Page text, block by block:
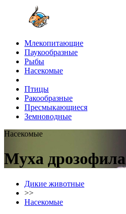
Млекопитающие
Паукообразные
Рыбы
Насекомые
Птицы
Ракообразные
Пресмыкающиеся
Земноводные
Насекомые
Муха дрозофила
Дикие животные
>>
Насекомые